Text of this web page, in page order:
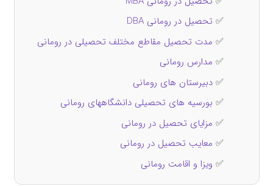
✅ تحصیل در رومانی DBA
✅ مدت تحصیل مقاطع مختلف تحصیلی در رومانی
✅ مدارس رومانی
✅ دبیرستان های رومانی
✅ بورسیه های تحصیلی دانشگاههای رومانی
✅ مزایای تحصیل در رومانی
✅ معایب تحصیل در رومانی
✅ ویزا و اقامت رومانی